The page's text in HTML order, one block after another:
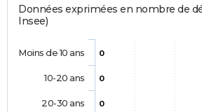
Données exprimées en nombre de
Insee)
0
0
0
Moins de 10 ans
10-20 ans
20-30 ans